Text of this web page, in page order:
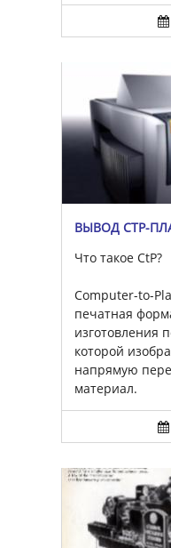
ВЫВОД CTP-
Что такое CtP?
Computer-to-
печатная
изготовления
которой
напрямую
материал.